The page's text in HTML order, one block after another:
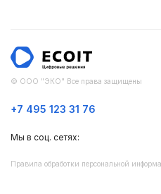
© ООО "ЭКО" Все права защищены
+7 495 123 31 76
Мы в соц. сетях:
Правила обработки персональной